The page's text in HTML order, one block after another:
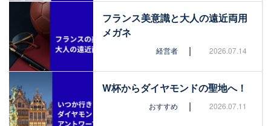
フランス美意識と大人の遠近両用
メガネ
経営者 | 2026.07.14
W杯からダイヤモンドの聖地へ！
おすすめ | 2026.07.11